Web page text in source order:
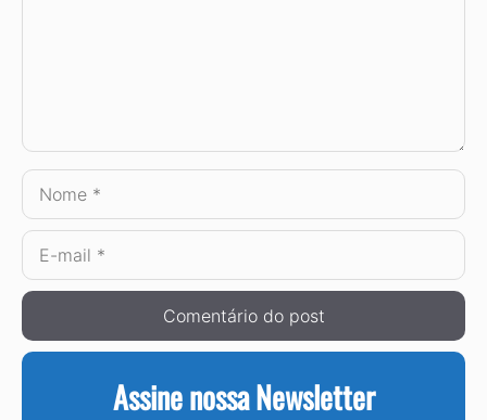
Nome
E-
mail
Assine nossa Newsletter